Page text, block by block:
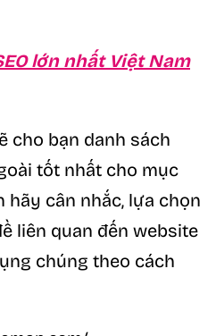
lớn nhất Việt Nam
cho bạn danh sách
tốt nhất cho mục
hãy cân nhắc, lựa chọn
liên quan đến website
chúng theo cách